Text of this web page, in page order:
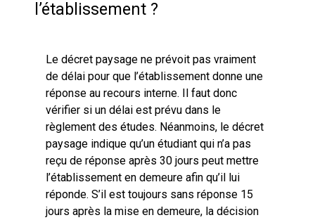
l’établissement ?
Le décret paysage ne prévoit pas vraiment
de délai pour que l’établissement donne une
réponse au recours interne. Il faut donc
vérifier si un délai est prévu dans le
règlement des études. Néanmoins, le décret
paysage indique qu’un étudiant qui n’a pas
reçu de réponse après 30 jours peut mettre
l’établissement en demeure afin qu’il lui
réponde. S’il est toujours sans réponse 15
jours après la mise en demeure, la décision